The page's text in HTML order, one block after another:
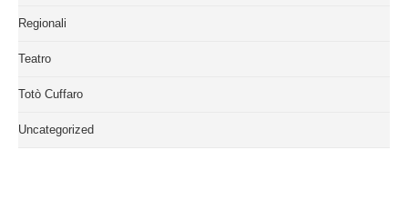
Regionali
Teatro
Totò Cuffaro
Uncategorized